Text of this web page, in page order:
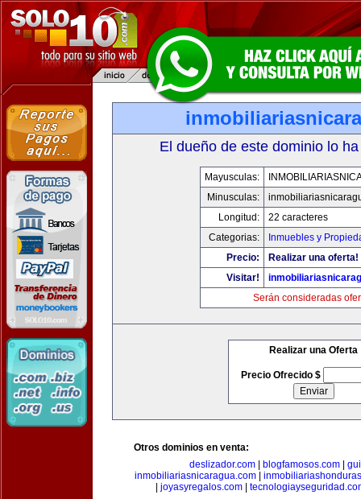
El dueño de este dominio lo
Mayusculas:
Minusculas:
Longitud:
22 caracteres
Categorias:
Inmuebles y
Precio:
Realizar una oferta!
Visitar!
Serán consideradas
Realizar una Oferta
Precio Ofrecido $
Otros dominios en venta:
deslizador.com| blogfamosos.com|
inmobiliariasnicaragua.com|
joyasyregalos.com